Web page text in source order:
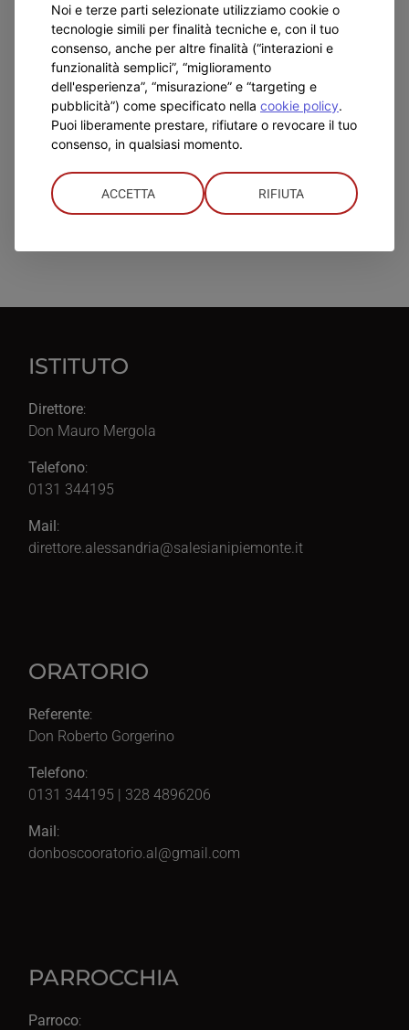
ISTITUTO
Direttore:
Don Mauro Mergola
Telefono:
0131 344195
Mail:
direttore.alessandria@salesianipiemonte.it
ORATORIO
Referente:
Don Roberto Gorgerino
Telefono:
0131 344195 | 328 4896206
Mail:
donboscooratorio.al@gmail.com
PARROCCHIA
Parroco:
Noi e terze parti selezionate utilizziamo cookie o
tecnologie simili per finalità tecniche e, con il tuo
consenso, anche per altre finalità (“interazioni e
funzionalità semplici”, “miglioramento
dell'esperienza”, “misurazione” e “targeting e
pubblicità”) come specificato nella cookie policy.
Puoi liberamente prestare, rifiutare o revocare il tuo
consenso, in qualsiasi momento.
ACCETTA RIFIUTA